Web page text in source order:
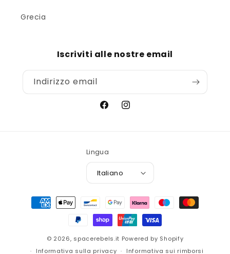
Grecia
Iscriviti alle nostre email
Indirizzo email
FacebookInstagram
Lingua
Italiano
Metodi
© 2026, spacerebels.it Powered by Shopify
Informativa sulla privacy
Informativa sui rimborsi